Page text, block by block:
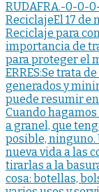
RUDAFRA.-0-0-
ReciclajeEl 17 de
Reciclaje para
importancia de
para proteger el
ERRES:Se trata
generados y
puede resumir
Cuando
a granel, que
posible, ninguno.
nueva vida a las
tirarlas a la
cosa: botellas,